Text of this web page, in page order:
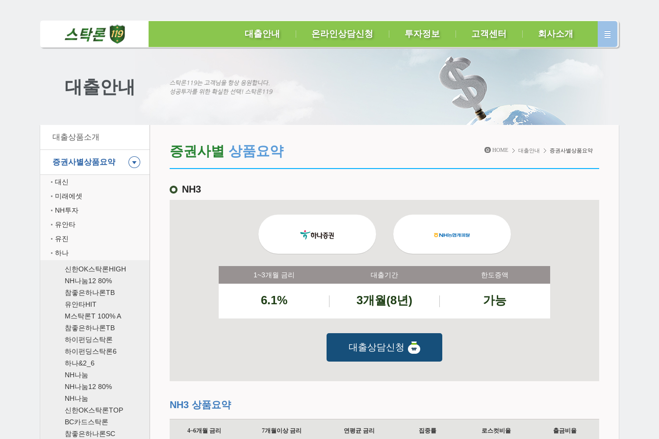
대출안내 온라인상담신청 투자정보 고객센터 회사소개
대출안내
대출상품소개
증권사별상품요약
대신
미래에셋
NH투자
유안타
유진
하나
신한OK스탁론HIGH
NH나눔12 80%
참좋은하나론TB
유안타HIT
M스탁론T 100% A
참좋은하나론TB
하이펀딩스탁론
하이펀딩스탁론6
하나&2_6
NH나눔
NH나눔12 80%
NH나눔
신한OK스탁론TOP
BC카드스탁론
참좋은하나론SC
증권사별 상품요약 HOME 대출안내 증권사별상품요약
NH3
1~3개월 금리 대출기간 한도증액
6.1% 3개월(8년) 가능
대출상담신청
NH3 상품요약
4~6개월 금리 7개월이상 금리 연평균 금리 집중률 로스컷비율 출금비율